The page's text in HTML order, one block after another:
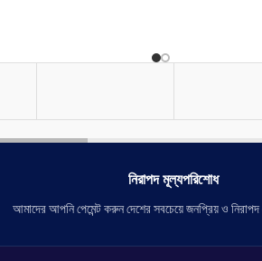
নিরাপদ মূল্যপরিশোধ
আমাদের আপনি পেমেন্ট করুন দেশের সবচেয়ে জনপ্রিয় ও নিরাপদ